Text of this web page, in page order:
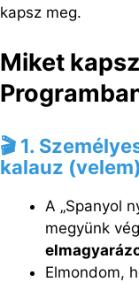
kapsz meg.
Miket
🎬 1.
kalauz
A „Spanyol
megyünk
Elmondom,